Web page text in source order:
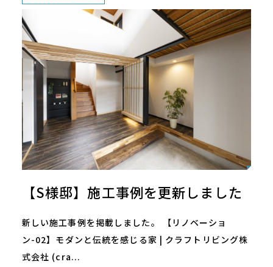
【S様邸】施工事例を更新しました
新しい施工事例を掲載しました。 【リノベーショ
ン-02】モダンと伝統を感じる家 | クラフトリビング株
式会社 (cra...